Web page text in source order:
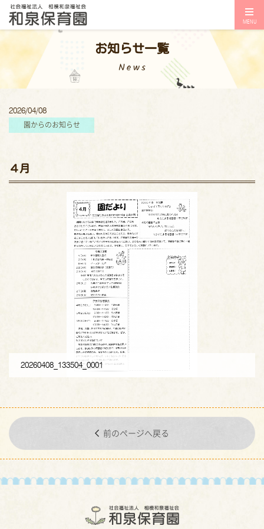
MENU
お知らせ一覧
News
2026/04/08
園からのお知らせ
４月
20260408_133504_0001
前のページへ戻る